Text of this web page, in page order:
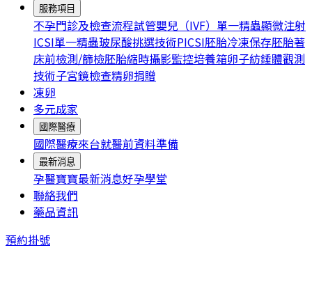
服務項目
不孕門診及檢查流程試管嬰兒（IVF） 單一精蟲顯微注射
ICSI單一精蟲玻尿酸挑選技術PICSI胚胎冷凍保存胚胎著
床前檢測/篩檢胚胎縮時攝影監控培養箱卵子紡錘體觀測
技術子宮鏡檢查精卵捐贈
凍卵
多元成家
國際醫療
國際醫療來台就醫前資料準備
最新消息
孕醫寶寶最新消息好孕學堂
聯絡我們
藥品資訊
預約掛號